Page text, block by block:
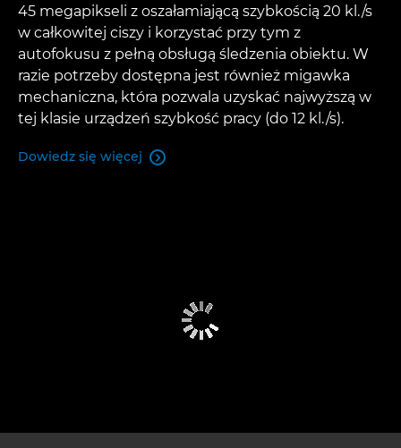
45 megapikseli z oszałamiającą szybkością 20 kl./s
w całkowitej ciszy i korzystać przy tym z
autofokusu z pełną obsługą śledzenia obiektu. W
razie potrzeby dostępna jest również migawka
mechaniczna, która pozwala uzyskać najwyższą w
tej klasie urządzeń szybkość pracy (do 12 kl./s).
Dowiedz się więcej 